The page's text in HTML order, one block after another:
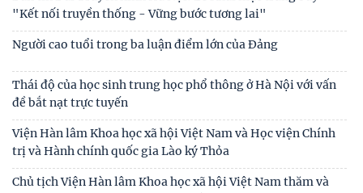
Đối thoại ICWA – VASS lần thứ 6: Thúc đẩy quan hệ Đối tác
Chiến lược Toàn diện tăng cường Việt Nam
Đóng góp tích cực vào củng cố môi trường hòa bình, ổn
định, phát triển của đất nước
Hội thảo khoa học quốc tế: “Nền kinh tế độc lập, tự chủ:
Sáng kiến của Cộng hòa Dân chủ Nhân dân
Bản tin Đài Truyền hình Hà Nội: Lễ Khai mạc trưng bày
"Kết nối truyền thống - Vững bước tương lai"